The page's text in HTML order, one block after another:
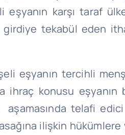
karşı taraf
tekabül eden
eşyanın tercihli
ihraç konusu
telafi
ilişkin